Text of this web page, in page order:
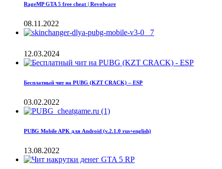
RageMP GTA 5 free cheat | Revolware
08.11.2022
12.03.2024
Бесплатный чит на PUBG (KZT CRACK) – ESP
03.02.2022
PUBG Mobile APK для Android (v.2.1.0 rus+english)
13.08.2022